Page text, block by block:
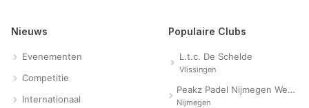
Nieuws
Evenementen
Competitie
Internationaal
Populaire Clubs
L.t.c. De Schelde
Vlissingen
Peakz Padel Nijmegen Westerpark | Padelclub
Nijmegen